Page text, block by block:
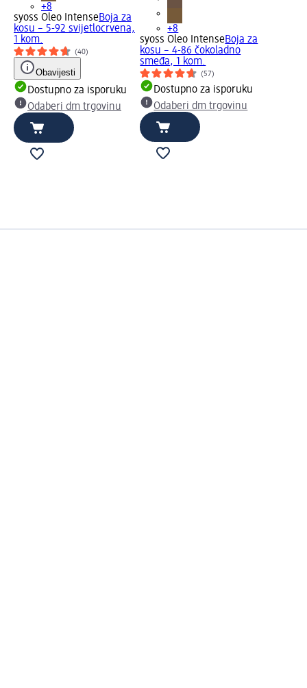
+8
syoss Oleo IntenseBoja za
kosu – 5-92 svijetlocrvena,
1 kom.
(40)
Obavijesti
Dostupno za isporuku
Odaberi dm trgovinu
+8
syoss Oleo IntenseBoja za
kosu – 4-86 čokoladno
smeđa, 1 kom.
(57)
Dostupno za isporuku
Odaberi dm trgovinu